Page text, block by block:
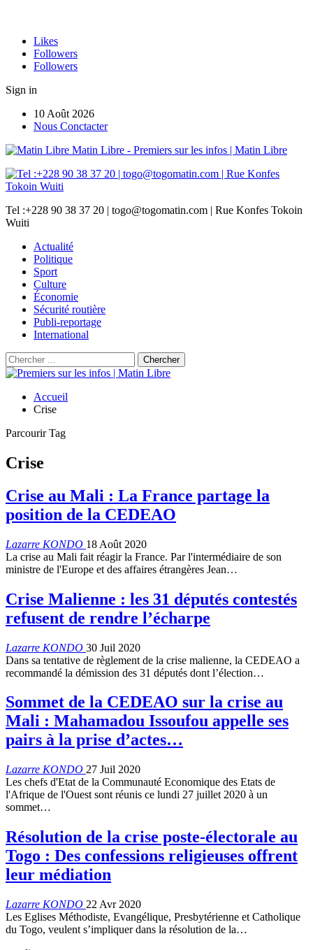
Likes
Followers
Followers
Sign in
10 Août 2026
Nous Conctacter
Matin Libre - Premiers sur les infos | Matin Libre
Tel :+228 90 38 37 20 | togo@togomatin.com | Rue Konfes Tokoin
Wuiti
Actualité
Politique
Sport
Culture
Économie
Sécurité routière
Publi-reportage
International
Accueil
Crise
Parcourir Tag
Crise
Crise au Mali : La France partage la
position de la CEDEAO
Lazarre KONDO 18 Août 2020
La crise au Mali fait réagir la France. Par l'intermédiaire de son
ministre de l'Europe et des affaires étrangères Jean…
Crise Malienne : les 31 députés contestés
refusent de rendre l’écharpe
Lazarre KONDO 30 Juil 2020
Dans sa tentative de règlement de la crise malienne, la CEDEAO a
recommandé la démission des 31 députés dont l’élection…
Sommet de la CEDEAO sur la crise au
Mali : Mahamadou Issoufou appelle ses
pairs à la prise d’actes…
Lazarre KONDO 27 Juil 2020
Les chefs d'Etat de la Communauté Economique des Etats de
l'Afrique de l'Ouest sont réunis ce lundi 27 juillet 2020 à un
sommet…
Résolution de la crise poste-électorale au
Togo : Des confessions religieuses offrent
leur médiation
Lazarre KONDO 22 Avr 2020
Les Eglises Méthodiste, Evangélique, Presbytérienne et Catholique
du Togo, veulent s’impliquer dans la résolution de la…